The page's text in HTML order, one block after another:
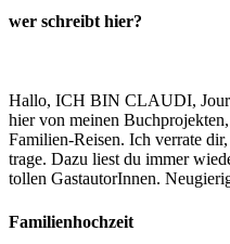
wer schreibt hier?
Hallo, ICH BIN CLAUDI,
hier von meinen
Familien-Reisen. Ich verrate
trage. Dazu liest du immer
tollen GastautorInnen.
Familienhochzeit